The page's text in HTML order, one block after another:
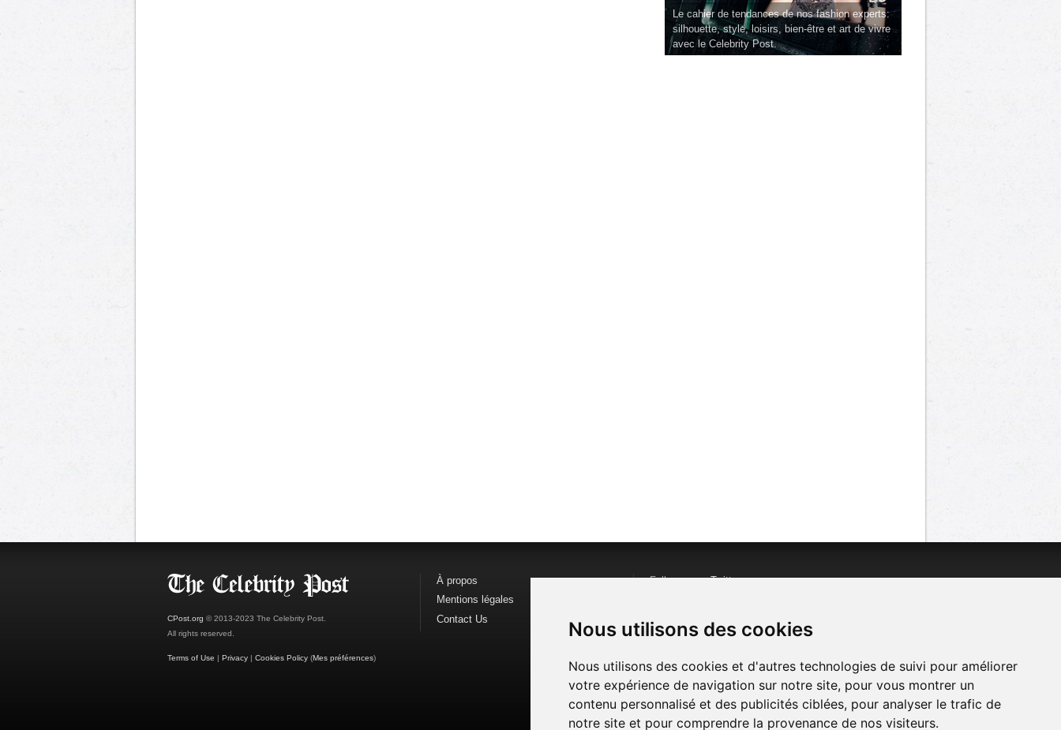
Nous utilisons des cookies
Nous utilisons des cookies et d'autres technologies de suivi pour améliorer
votre expérience de navigation sur notre site, pour vous montrer un
contenu personnalisé et des publicités ciblées, pour analyser le trafic de
notre site et pour comprendre la provenance de nos visiteurs.
Le cahier de tendances de nos fashion experts:
silhouette, style, loisirs, bien-être et art de vivre
avec le Celebrity Post.
CPost.org © 2013-2023 The Celebrity Post.
All rights reserved.
Terms of Use | Privacy | Cookies Policy (Mes préférences)
À propos
Mentions légales
Contact Us
Follow us onTwitter
Watch us on